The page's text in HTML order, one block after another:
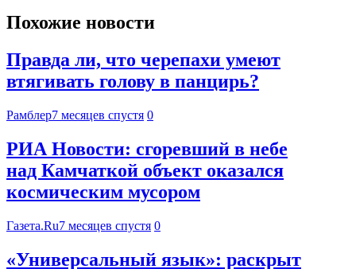
Похожие новости
Правда ли, что черепахи умеют
втягивать голову в панцирь?
Рамблер7 месяцев спустя 0
РИА Новости: сгоревший в небе
над Камчаткой объект оказался
космическим мусором
Газета.Ru7 месяцев спустя 0
«Универсальный язык»: раскрыт